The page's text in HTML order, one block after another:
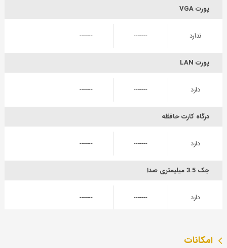
پورت VGA
ندارد -------
-------
پورت LAN
دارد -------
-------
درگاه کارت حافظه
دارد -------
-------
جک 3.5 میلیمتری صدا
دارد -------
-------
امکانات